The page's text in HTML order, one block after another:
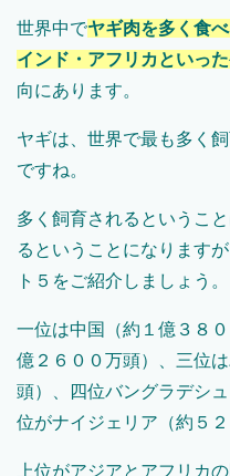
世界中でヤギ肉を多く食
インド・アフリカといっ
向にあります。
ヤギは、世界で最も多く
ですね。
多く飼育されるというこ
るということになります
ト５をご紹介しましょう。
一位は中国（約１億３８
億２６００万頭）、三位
頭）、四位バングラデシ
位がナイジェリア（約５２
上位がアジアとアフリカ